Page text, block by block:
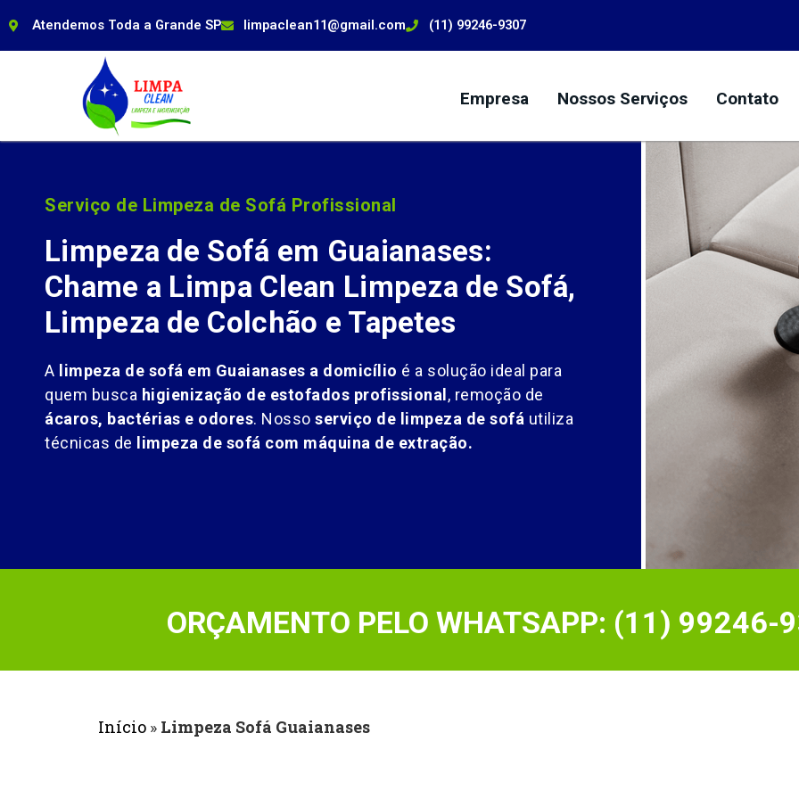
Atendemos Toda a Grande SP limpaclean11@gmail.com (11) 99246-9307
Empresa Nossos Serviços Contato
Serviço de Limpeza de Sofá Profissional
Limpeza de Sofá em Guaianases:
Chame a Limpa Clean Limpeza de Sofá,
Limpeza de Colchão e Tapetes
A limpeza de sofá em Guaianases a domicílio é a solução ideal para
quem busca higienização de estofados profissional, remoção de
ácaros, bactérias e odores. Nosso serviço de limpeza de sofá utiliza
técnicas de limpeza de sofá com máquina de extração.
ORÇAMENTO PELO WHATSAPP: (11) 99246-
Início » Limpeza Sofá Guaianases